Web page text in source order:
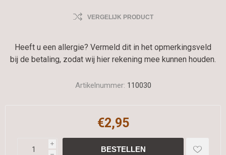
VERGELIJK PRODUCT
Heeft u een allergie? Vermeld dit in het opmerkingsveld
bij de betaling, zodat wij hier rekening mee kunnen houden.
Artikelnummer: 110030
€2,95
i
h